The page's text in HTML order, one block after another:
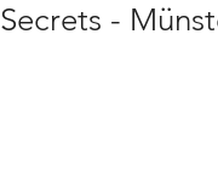
Secrets -